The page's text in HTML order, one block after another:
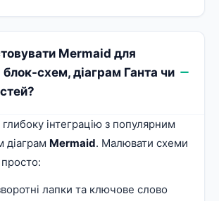
Mermaid для
схем, діаграм Ганта чи
інтеграцію з популярним
діаграм Mermaid. Малювати схеми
лапки та ключове слово